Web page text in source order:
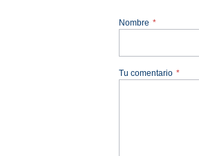
Nombre *
Tu comentario *